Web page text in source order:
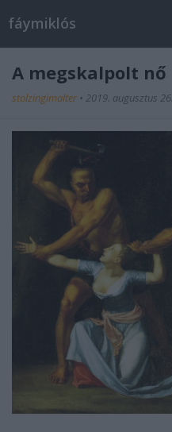
fáymiklós
A megskalpolt nő
stolzingimalter • 2019. augusztus 26.